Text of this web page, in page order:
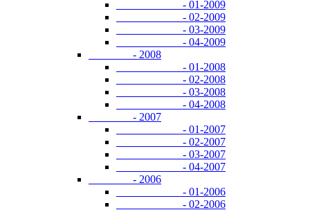
- 01-2009
- 02-2009
- 03-2009
- 04-2009
- 2008
- 01-2008
- 02-2008
- 03-2008
- 04-2008
- 2007
- 01-2007
- 02-2007
- 03-2007
- 04-2007
- 2006
- 01-2006
- 02-2006